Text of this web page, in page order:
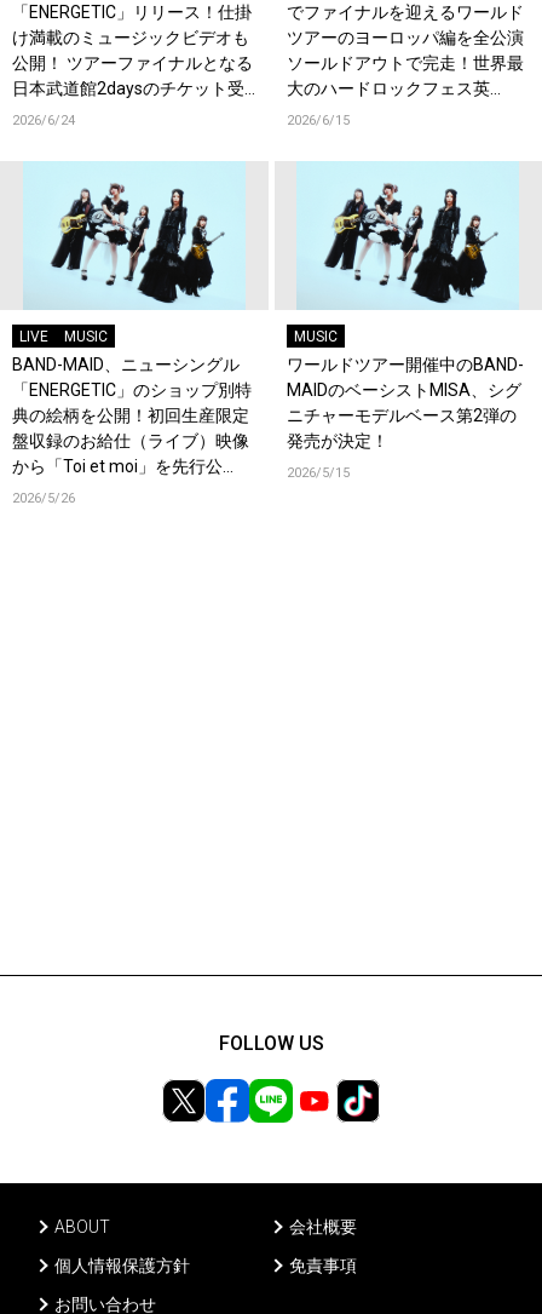
「ENERGETIC」リリース！仕掛
け満載のミュージックビデオも
公開！ ツアーファイナルとなる
日本武道館2daysのチケット受
付もスタート！
2026/6/24
でファイナルを迎えるワールド
ツアーのヨーロッパ編を全公演
ソールドアウトで完走！世界最
大のハードロックフェス英
『Download Festival』でも熱
2026/6/15
LIVE MUSIC
BAND-MAID、ニューシングル
「ENERGETIC」のショップ別特
典の絵柄を公開！初回生産限定
盤収録のお給仕（ライブ）映像
から「Toi et moi」を先行公
開！
2026/5/26
MUSIC
ワールドツアー開催中のBAND-
MAIDのベーシストMISA、シグ
ニチャーモデルベース第2弾の
発売が決定！
2026/5/15
ABOUT
会社概要
個人情報保護方針
免責事項
お問い合わせ
FOLLOW US